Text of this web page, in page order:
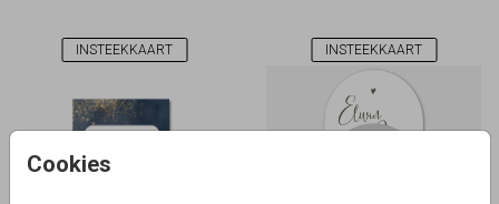
Cookies
INSTEEKKAART INSTEEKKAART